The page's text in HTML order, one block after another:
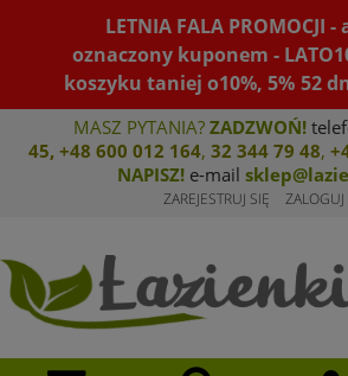
LETNIA FALA PROMOCJI
oznaczony kuponem -
koszyku taniej o10%, 5% 52
MASZ PYTANIA? ZADZWOŃ!
45, +48 600 012 164, 32 344 79 48,
NAPISZ! e-mail
ZAREJESTRUJ SIĘ ZALOGUJ